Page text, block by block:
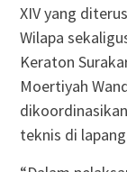
XIV yang
Wilapa
Keraton
Moertiyah
teknis di